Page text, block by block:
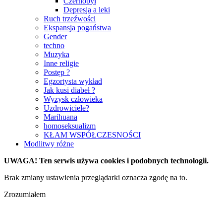
Depresja a leki
Ruch trzeźwości
Ekspansja pogaństwa
Gender
techno
Muzyka
Inne religie
Postęp ?
Egzortysta wykład
Jak kusi diabeł ?
Wyzysk człowieka
Uzdrowiciele?
Marihuana
homoseksualizm
KŁAM WSPÓŁCZESNOŚCI
Modlitwy różne
UWAGA! Ten serwis używa cookies i podobnych technologii.
Brak zmiany ustawienia przeglądarki oznacza zgodę na to.
Zrozumiałem